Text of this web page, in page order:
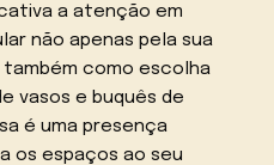
a atenção em
não apenas pela sua
como escolha
vasos e buquês de
é uma presença
os espaços ao seu